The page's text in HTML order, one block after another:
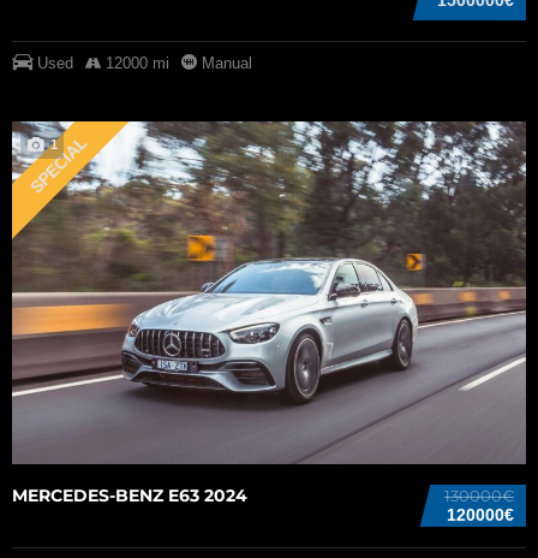
Used 12000 mi Manual
1
SPECIAL
130000€
120000€
MERCEDES-BENZ E63 2024